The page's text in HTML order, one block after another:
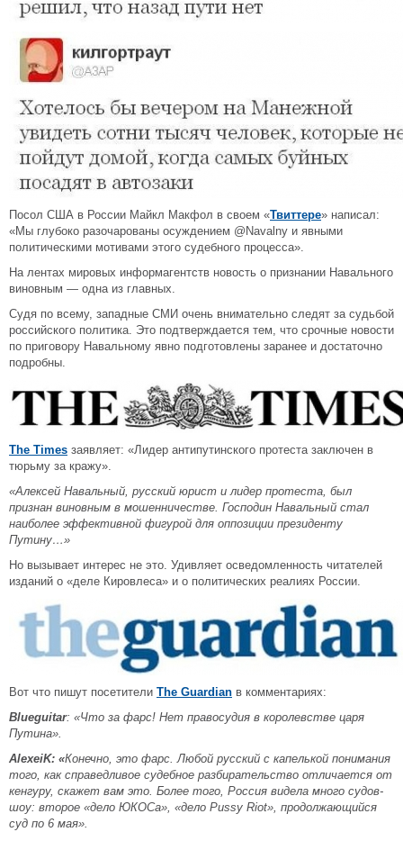
Посол США в России Майкл Макфол в своем «Твиттере» написал:
«Мы глубоко разочарованы осуждением @Navalny и явными
политическими мотивами этого судебного процесса».
На лентах мировых информагентств новость о признании Навального
виновным — одна из главных.
Судя по всему, западные СМИ очень внимательно следят за судьбой
российского политика. Это подтверждается тем, что срочные новости
по приговору Навальному явно подготовлены заранее и достаточно
подробны.
The Times заявляет: «Лидер антипутинского протеста заключен в
тюрьму за кражу».
«Алексей Навальный, русский юрист и лидер протеста, был
признан виновным в мошенничестве. Господин Навальный стал
наиболее эффективной фигурой для оппозиции президенту
Путину…»
Но вызывает интерес не это. Удивляет осведомленность читателей
изданий о «деле Кировлеса» и о политических реалиях России.
Вот что пишут посетители The Guardian в комментариях:
Blueguitar: «Что за фарс! Нет правосудия в королевстве царя
Путина».
AlexeiK: «Конечно, это фарс. Любой русский с капелькой понимания
того, как справедливое судебное разбирательство отличается от
кенгуру, скажет вам это. Более того, Россия видела много судов-
шоу: второе «дело ЮКОСа», «дело Pussy Riot», продолжающийся
суд по 6 мая».